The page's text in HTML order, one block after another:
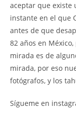
aceptar que existe
instante en el que
antes de que
82 años en
mirada es de
mirada, por eso
fotógrafos, y los
Sígueme en